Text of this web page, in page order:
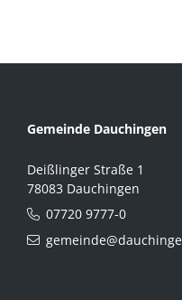
Gemeinde Dauchingen
Deißlinger Straße 1
78083 Dauchingen
07720 9777-0